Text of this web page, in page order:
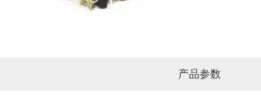
产品参数